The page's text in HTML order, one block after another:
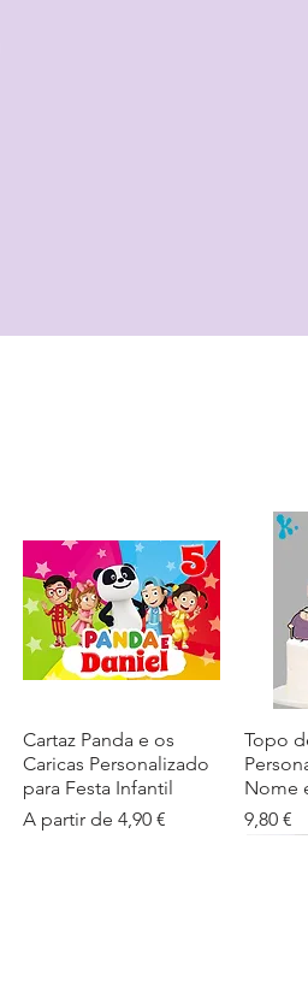
Visualização rápida
Cartaz Panda e os
Caricas Personalizado
para Festa Infantil
A partir de 4,90 €
Preço promocional
Topo
Nome
Preço
9,80 €